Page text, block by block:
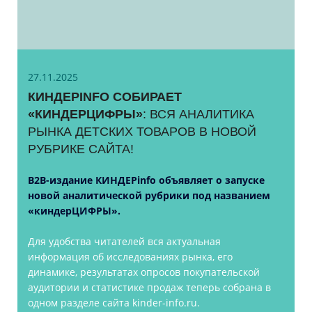
27.11.2025
КИНДЕРINFO СОБИРАЕТ
«КИНДЕРЦИФРЫ»: ВСЯ АНАЛИТИКА
РЫНКА ДЕТСКИХ ТОВАРОВ В НОВОЙ
РУБРИКЕ САЙТА!
B2B-издание КИНДЕРinfo объявляет о запуске
новой аналитической рубрики под названием
«киндерЦИФРЫ».
Для удобства читателей вся актуальная
информация об исследованиях рынка, его
динамике, результатах опросов покупательской
аудитории и статистике продаж теперь собрана в
одном разделе сайта kinder-info.ru.